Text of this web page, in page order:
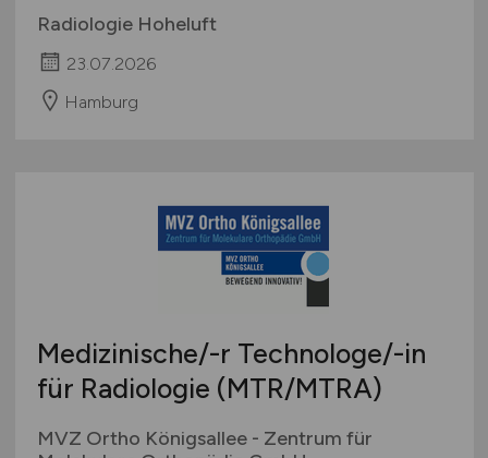
Radiologie Hoheluft
23.07.2026
Hamburg
Medizinische/-r Technologe/-in
für Radiologie (MTR/MTRA)
MVZ Ortho Königsallee - Zentrum für